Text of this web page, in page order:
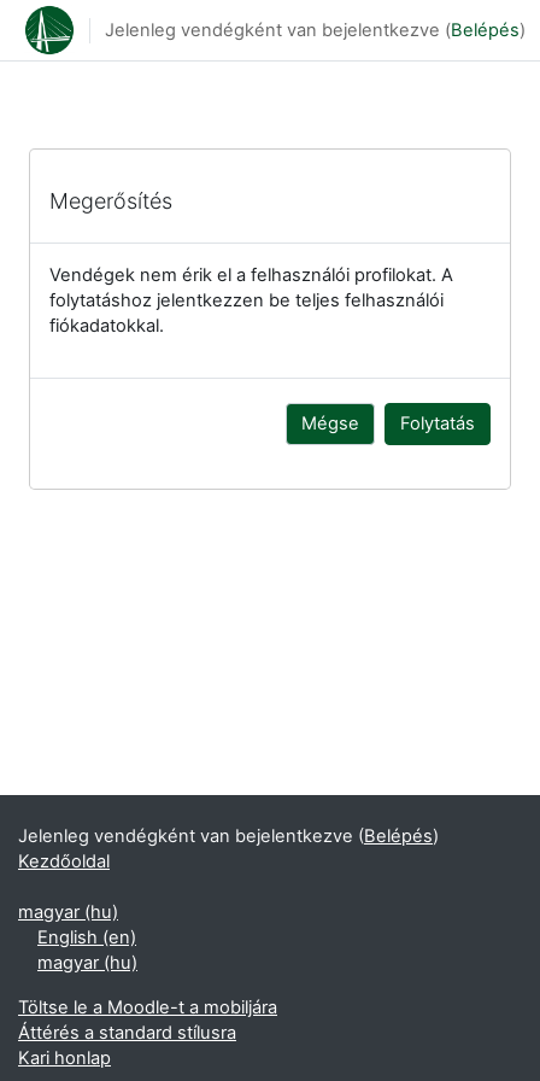
Tovább a fő tartalomhoz
Jelenleg vendégként van bejelentkezve (Belépés)
Megerősítés
Vendégek nem érik el a felhasználói profilokat. A
folytatáshoz jelentkezzen be teljes felhasználói
fiókadatokkal.
Mégse Folytatás
Jelenleg vendégként van bejelentkezve (Belépés)
Kezdőoldal
magyar ‎(hu)‎
English ‎(en)‎
magyar ‎(hu)‎
Töltse le a Moodle-t a mobiljára
Áttérés a standard stílusra
Kari honlap